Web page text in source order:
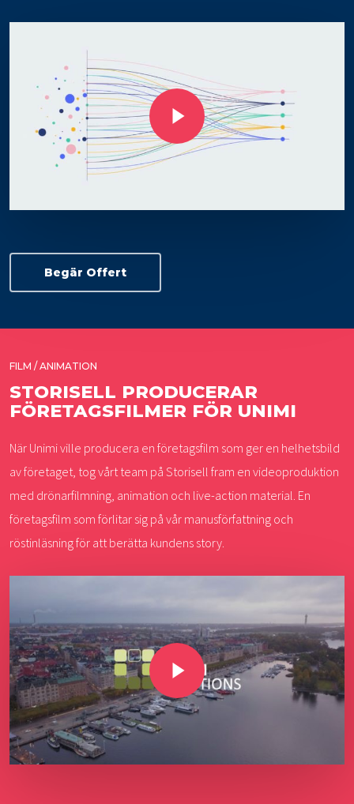
Play Video
Begär Offert
FILM / ANIMATION
STORISELL PRODUCERAR
FÖRETAGSFILMER FÖR UNIMI
När Unimi ville producera en företagsfilm som ger en helhetsbild
av företaget, tog vårt team på Storisell fram en videoproduktion
med drönarfilmning, animation och live-action material. En
företagsfilm som förlitar sig på vår manusförfattning och
röstinläsning för att berätta kundens story.
Play Video